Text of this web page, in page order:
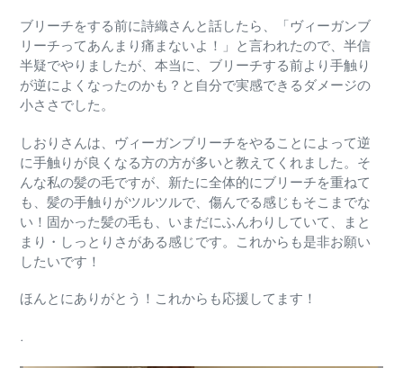
ブリーチをする前に詩織さんと話したら、「ヴィーガンブ
リーチってあんまり痛まないよ！」と言われたので、半信
半疑でやりましたが、本当に、ブリーチする前より手触り
が逆によくなったのかも？と自分で実感できるダメージの
小ささでした。
しおりさんは、ヴィーガンブリーチをやることによって逆
に手触りが良くなる方の方が多いと教えてくれました。そ
んな私の髪の毛ですが、新たに全体的にブリーチを重ねて
も、髪の手触りがツルツルで、傷んでる感じもそこまでな
い！固かった髪の毛も、いまだにふんわりしていて、まと
まり・しっとりさがある感じです。これからも是非お願い
したいです！
ほんとにありがとう！これからも応援してます！
.